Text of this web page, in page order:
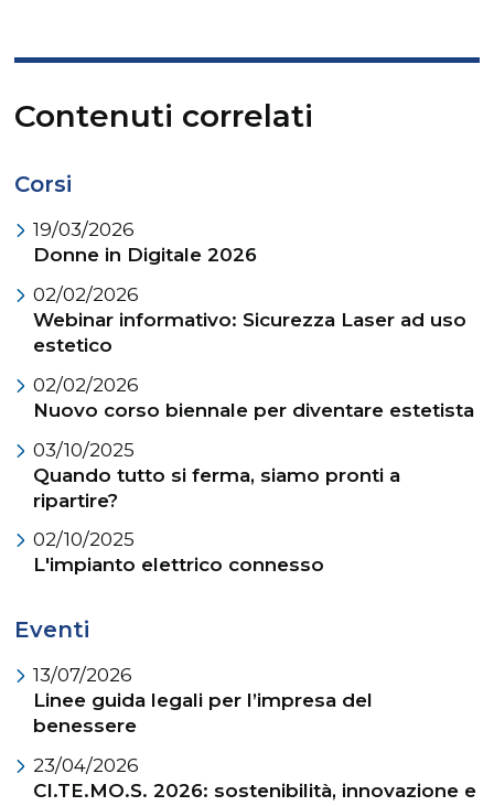
Contenuti correlati
Corsi
19/03/2026
Donne in Digitale 2026
02/02/2026
Webinar informativo: Sicurezza Laser ad uso
estetico
02/02/2026
Nuovo corso biennale per diventare estetista
03/10/2025
Quando tutto si ferma, siamo pronti a
ripartire?
02/10/2025
L'impianto elettrico connesso
Eventi
13/07/2026
Linee guida legali per l’impresa del
benessere
23/04/2026
CI.TE.MO.S. 2026: sostenibilità, innovazione e